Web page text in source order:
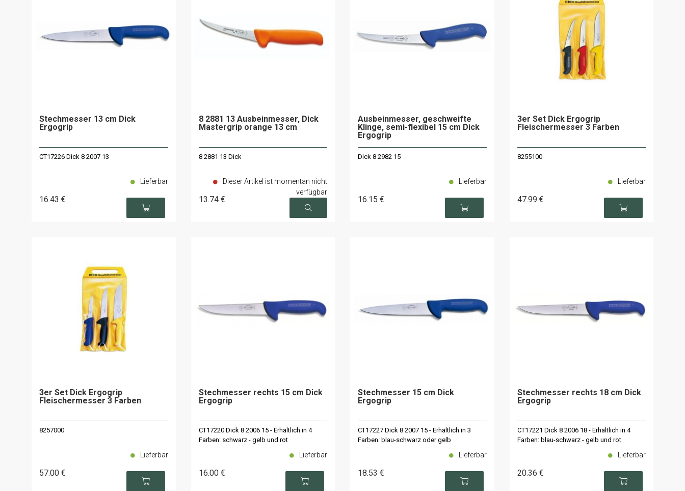
Stechmesser 13 cm Dick
Ergogrip
CT17226 Dick 8 2007 13
16.43 €
Lieferbar
8 2881 13 Ausbeinmesser, Dick
Mastergrip orange 13 cm
8 2881 13 Dick
13.74 €
Dieser Artikel ist momentan nicht
verfügbar
Ausbeinmesser, geschweifte
Klinge, semi-flexibel 15 cm Dick
Ergogrip
Dick 8 2982 15
16.15 €
Lieferbar
3er Set Dick Ergogrip
Fleischermesser 3 Farben
8255100
47.99 €
Lieferbar
3er Set Dick Ergogrip
Fleischermesser 3 Farben
8257000
57.00 €
Lieferbar
Stechmesser rechts 15 cm Dick
Ergogrip
CT17220 Dick 8 2006 15 - Erhältlich in 4
Farben: schwarz - gelb und rot
16.00 €
Lieferbar
Stechmesser 15 cm Dick
Ergogrip
CT17227 Dick 8 2007 15 - Erhältlich in 3
Farben: blau-schwarz oder gelb
18.53 €
Lieferbar
Stechmesser rechts 18 cm Dick
Ergogrip
CT17221 Dick 8 2006 18 - Erhältlich in 4
Farben: blau-schwarz - gelb und rot
20.36 €
Lieferbar